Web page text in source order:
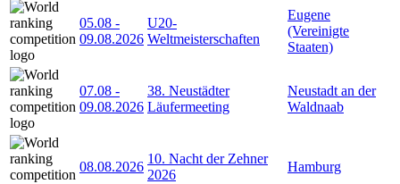
05.08 -
09.08.2026
U20-
Weltmeisterschaften
Eugene
(Vereinigte
Staaten)
07.08 -
09.08.2026
38. Neustädter
Läufermeeting
Neustadt an der
Waldnaab
08.08.2026
10. Nacht der Zehner
2026
Hamburg